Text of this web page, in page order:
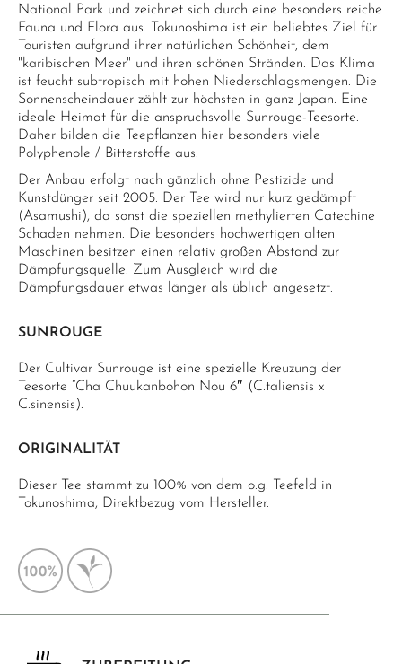
National Park und zeichnet sich durch eine besonders reiche
Fauna und Flora aus. Tokunoshima ist ein beliebtes Ziel für
Touristen aufgrund ihrer natürlichen Schönheit, dem
"karibischen Meer" und ihren schönen Stränden. Das Klima
ist feucht subtropisch mit hohen Niederschlagsmengen. Die
Sonnenscheindauer zählt zur höchsten in ganz Japan. Eine
ideale Heimat für die anspruchsvolle Sunrouge-Teesorte.
Daher bilden die Teepflanzen hier besonders viele
Polyphenole / Bitterstoffe aus.
Der Anbau erfolgt nach gänzlich ohne Pestizide und
Kunstdünger seit 2005. Der Tee wird nur kurz gedämpft
(Asamushi), da sonst die speziellen methylierten Catechine
Schaden nehmen. Die besonders hochwertigen alten
Maschinen besitzen einen relativ großen Abstand zur
Dämpfungsquelle. Zum Ausgleich wird die
Dämpfungsdauer etwas länger als üblich angesetzt.
SUNROUGE
Der Cultivar Sunrouge ist eine spezielle Kreuzung der
Teesorte “Cha Chuukanbohon Nou 6″ (C.taliensis x
C.sinensis).
ORIGINALITÄT
Dieser Tee stammt zu 100% von dem o.g. Teefeld in
Tokunoshima, Direktbezug vom Hersteller.